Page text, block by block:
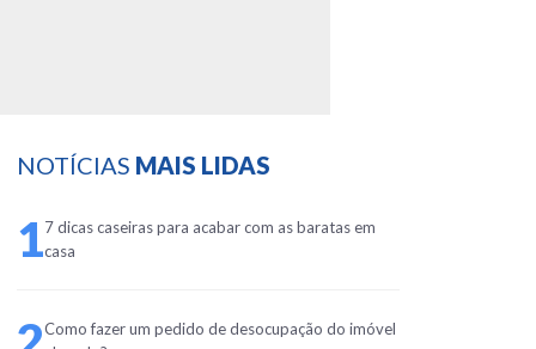
NOTÍCIAS MAIS LIDAS
17 dicas caseiras para acabar com as baratas em
casa
Como fazer um pedido de desocupação do imóvel